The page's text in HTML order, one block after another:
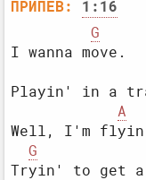
ПРИПЕВ:
1:16
G
I wanna move.
Playin' in a
A
Well, I'm
G
Tryin' to get a